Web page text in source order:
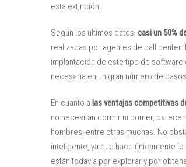
esta extinción.
Según los últimos datos, casi un 50%
realizadas por agentes de call center.
implantación de este tipo de software
necesaria en un gran número de
En cuanto a las ventajas competitivas
no necesitan dormir ni comer,
hombres, entre otras muchas. No
inteligente, ya que hace únicamente
están todavía por explorar y por